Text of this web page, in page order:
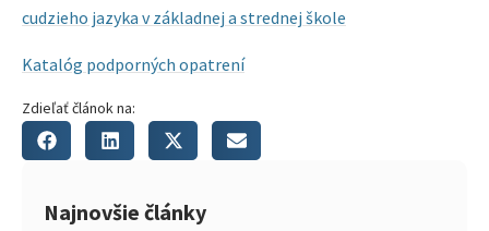
cudzieho jazyka v základnej a strednej škole
Katalóg podporných opatrení
Zdieľať článok na:
Najnovšie články